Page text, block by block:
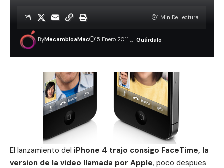
ByMecambioaMac 15 Enero 2011
1 Min De Lectura
El lanzamiento del iPhone 4 trajo consigo FaceTime, la
version de la video llamada por Apple, poco despues